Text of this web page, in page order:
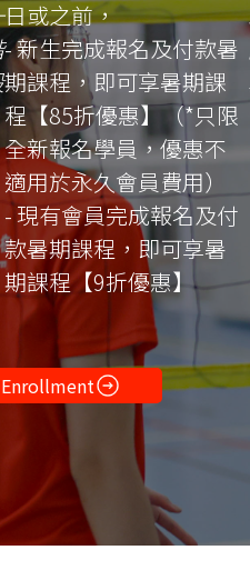
日或之前，
- 新生完成報名及付款暑
期課程，即可享暑期課
程【85折優惠】（*只限
全新報名學員，優惠不
適用於永久會員費用）
- 現有會員完成報名及付
款暑期課程，即可享暑
期課程【9折優惠】